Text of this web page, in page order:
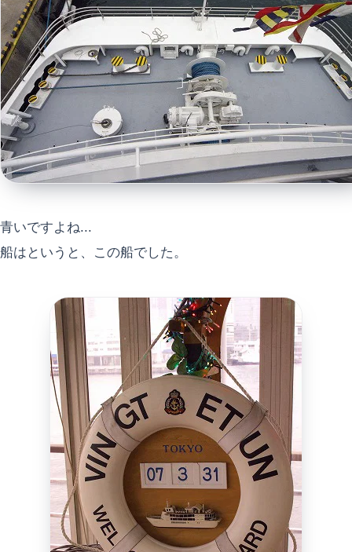
青いですよね...
船はというと、この船でした。